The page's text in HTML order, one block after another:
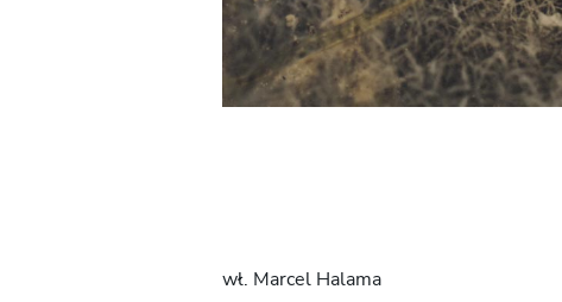
wł. Marcel Halama